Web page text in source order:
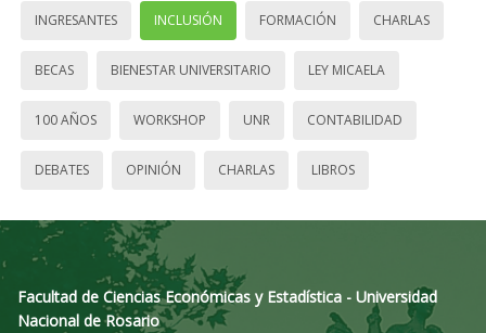
INGRESANTES INCLUSIÓN FORMACIÓN CHARLAS
BECAS BIENESTAR UNIVERSITARIO LEY MICAELA
100 AÑOS WORKSHOP UNR CONTABILIDAD
DEBATES OPINIÓN CHARLAS LIBROS
Facultad de Ciencias Económicas y Estadística - Universidad
Nacional de Rosario